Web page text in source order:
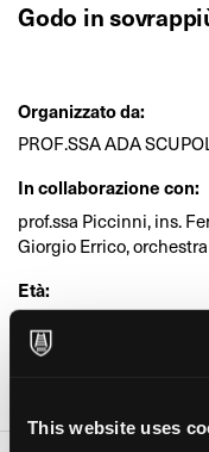
This website uses
Godo in
Organizzato da:
PROF.SSA ADA
In collaborazione con:
prof.ssa Piccinni, ins.
Giorgio Errico,
Età: